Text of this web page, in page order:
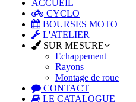
ACCUEIL
CYCLO
BOURSES MOTO
L'ATELIER
SUR MESURE
Echappement
Rayons
Montage de roue
CONTACT
LE CATALOGUE